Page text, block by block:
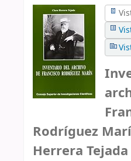
Rodríguez
Herrera Tejada